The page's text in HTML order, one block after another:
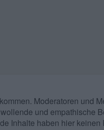
Moderatoren und
und empathische
Inhalte haben hier keinen